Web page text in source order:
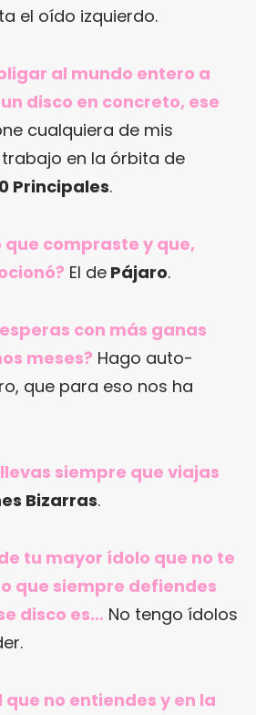
el oído izquierdo.
al mundo entero a
disco en concreto, ese
cualquiera de mis
en la órbita de
Principales.
que compraste y que,
El de Pájaro.
con más ganas
meses? Hago auto-
que para eso nos ha
siempre que viajas
Bizarras.
tu mayor ídolo que no te
que siempre defiendes
disco es… No tengo ídolos
que no entiendes y en la